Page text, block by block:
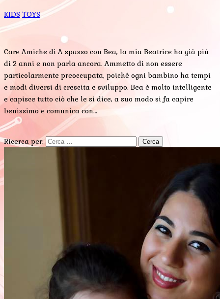
KIDS TOYS
Care Amiche di A spasso con Bea, la mia Beatrice ha già più
di 2 anni e non parla ancora. Ammetto di non essere
particolarmente preoccupata, poiché ogni bambino ha tempi
e modi diversi di crescita e sviluppo. Bea è molto intelligente
e capisce tutto ciò che le si dice, a suo modo si fa capire
benissimo e comunica con…
Ricerca per: